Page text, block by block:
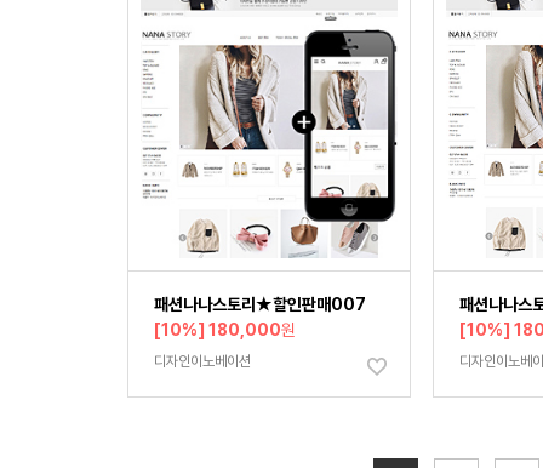
패션나나스토리★할인판매007
[10%] 180,000원
디자인이노베이션
패션나나
[10%]
디자인이노베